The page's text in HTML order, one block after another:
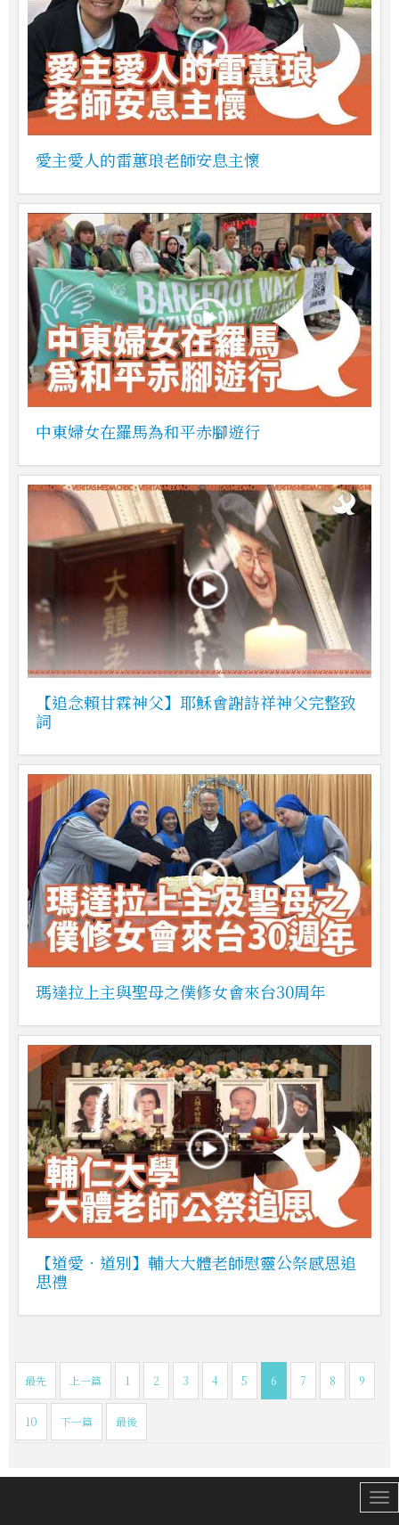
愛主愛人的雷蕙琅老師安息主懷
中東婦女在羅馬為和平赤腳遊行
【追念賴甘霖神父】耶穌會謝詩祥神父完整致
詞
瑪達拉上主與聖母之僕修女會來台30周年
【道愛．道別】輔大大體老師慰靈公祭感恩追
思禮
最先 上一篇 1 2 3 4 5 6 7 8 9
10 下一篇 最後